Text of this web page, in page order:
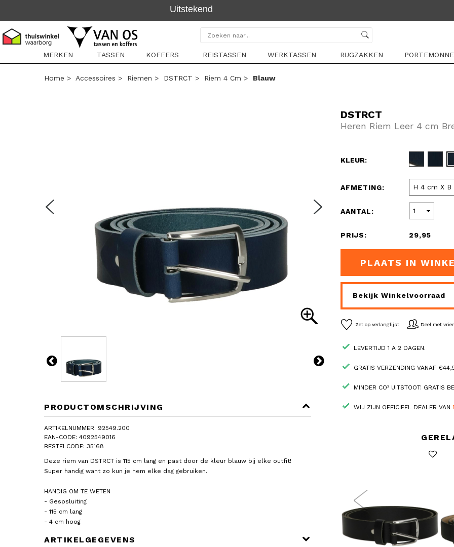
MERKEN
TASSEN KOFFERS REISTASSEN WERKTASSEN RUGZAKKEN
Home > Accessoires > Riemen > DSTRCT > Riem 4 Cm > Blauw
PRODUCTOMSCHRIJVING
ARTIKELNUMMER: 92549.200
EAN-CODE: 4092549016
BESTELCODE: 35168
Deze riem van DSTRCT is 115 cm lang en past door de kleur blauw bij elke outfit!
Super handig want zo kun je hem elke dag gebruiken.
HANDIG OM TE WETEN
- Gespsluiting
- 115 cm lang
- 4 cm hoog
ARTIKELGEGEVENS
DSTRCT
Heren Riem Leer 4 cm
KLEUR:
AFMETING:
AANTAL:
PRIJS: 29,95
PLAATS IN
Bekijk Winkelvoorraad
Zet op verlanglijst Deel met
LEVERTIJD 1 A 2 DAGEN.
GRATIS VERZENDING VANAF
MINDER CO² UITSTOOT: GRATIS
WIJ ZIJN OFFICIEEL DEALER VAN